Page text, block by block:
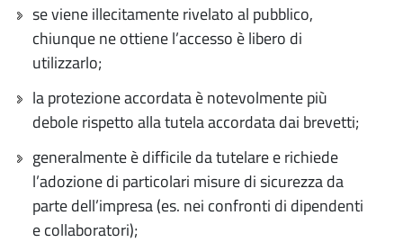
se viene illecitamente rivelato al pubblico,
chiunque ne ottiene l’accesso è libero di
utilizzarlo;
la protezione accordata è notevolmente più
debole rispetto alla tutela accordata dai brevetti;
generalmente è difficile da tutelare e richiede
l’adozione di particolari misure di sicurezza da
parte dell’impresa (es. nei confronti di dipendenti
e collaboratori);